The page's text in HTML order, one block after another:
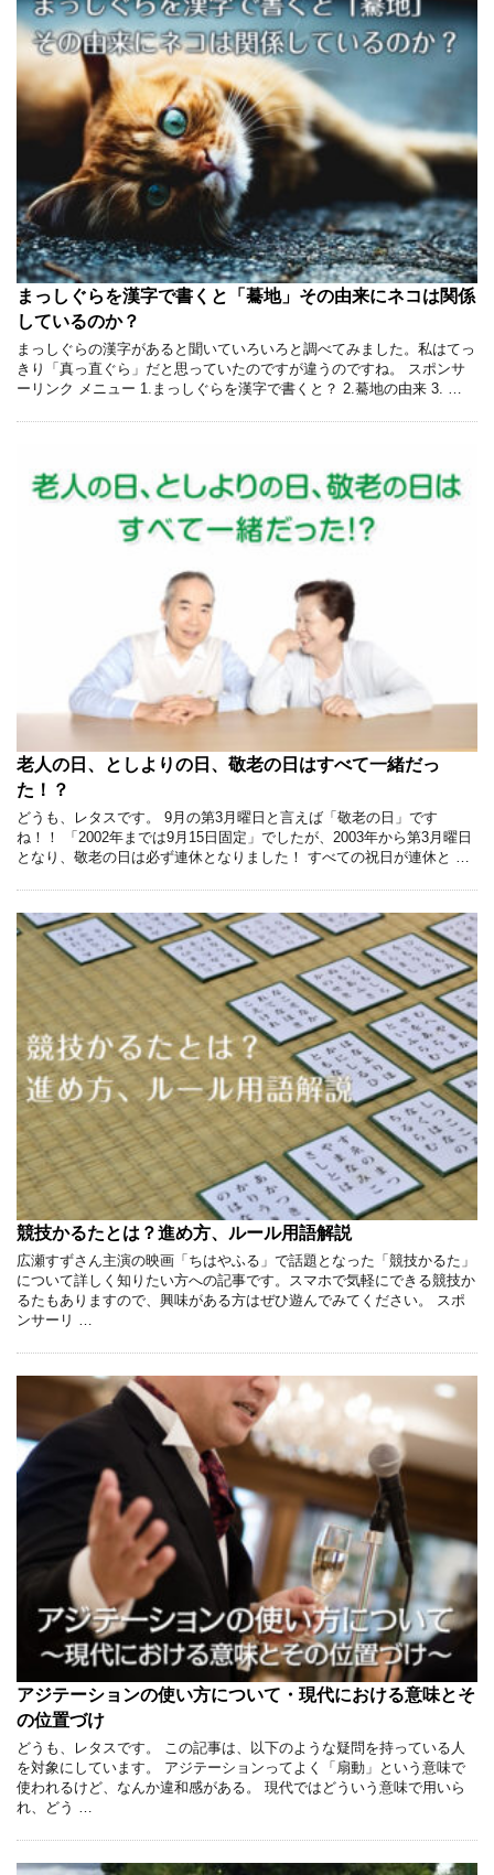
まっしぐらを漢字で書くと「驀地」その由来にネコは関係
しているのか？
まっしぐらの漢字があると聞いていろいろと調べてみました。私はてっ
きり「真っ直ぐら」だと思っていたのですが違うのですね。 スポンサ
ーリンク メニュー 1.まっしぐらを漢字で書くと？ 2.驀地の由来 3. …
老人の日、としよりの日、敬老の日はすべて一緒だっ
た！？
どうも、レタスです。 9月の第3月曜日と言えば「敬老の日」です
ね！！ 「2002年までは9月15日固定」でしたが、2003年から第3月曜日
となり、敬老の日は必ず連休となりました！ すべての祝日が連休と …
競技かるたとは？進め方、ルール用語解説
広瀬すずさん主演の映画「ちはやふる」で話題となった「競技かるた」
について詳しく知りたい方への記事です。スマホで気軽にできる競技か
るたもありますので、興味がある方はぜひ遊んでみてください。 スポ
ンサーリ …
アジテーションの使い方について・現代における意味とそ
の位置づけ
どうも、レタスです。 この記事は、以下のような疑問を持っている人
を対象にしています。 アジテーションってよく「扇動」という意味で
使われるけど、なんか違和感がある。 現代ではどういう意味で用いら
れ、どう …